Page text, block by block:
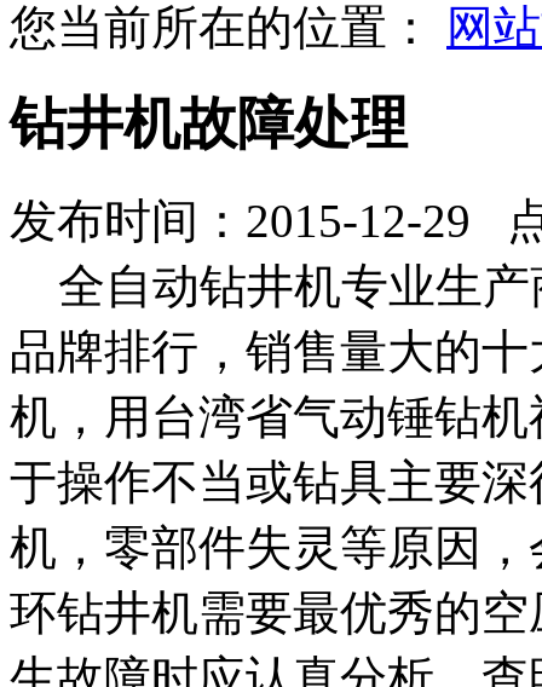
您当前所在的位置：
网
钻井机故障处理
发布时间：2015-12-29
全自动钻井机专业生产
品牌排行， 销售量大的十
机， 用 台湾省气动锤钻机
于操作不当或钻具主要深
机， 零部件失灵等原因
环钻井机需要最优秀的